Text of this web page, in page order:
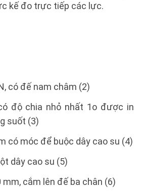
kế đo trực tiếp các lực.
có đế nam châm (2)
độ chia nhỏ nhất 1o được in
suốt (3)
có móc để buộc dây cao su (4)
dây cao su (5)
cắm lên đế ba chân (6)